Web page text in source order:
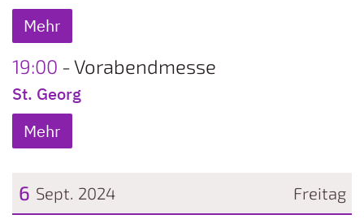
Mehr
19:00 Vorabendmesse
St. Georg
Mehr
Freitag
6 Sept. 2024